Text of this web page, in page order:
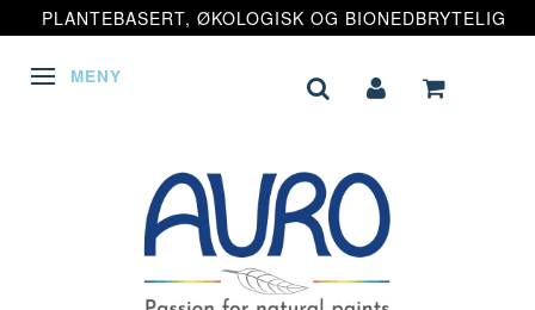
PLANTEBASERT, ØKOLOGISK OG BIONEDBRYTELIG
VEKSLE NAVIGASJON
MENY